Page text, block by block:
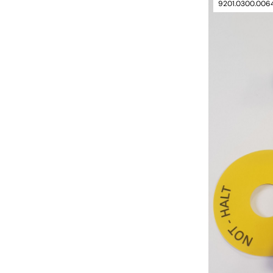
verfügbar